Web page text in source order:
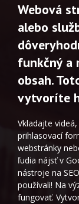
Webová
alebo
funkčný a
obsah.
vytvoríte
Vkladajte
prihlasovací
webstránky
ľudia nájsť v
nástroje na
používali! Na
fungovať.